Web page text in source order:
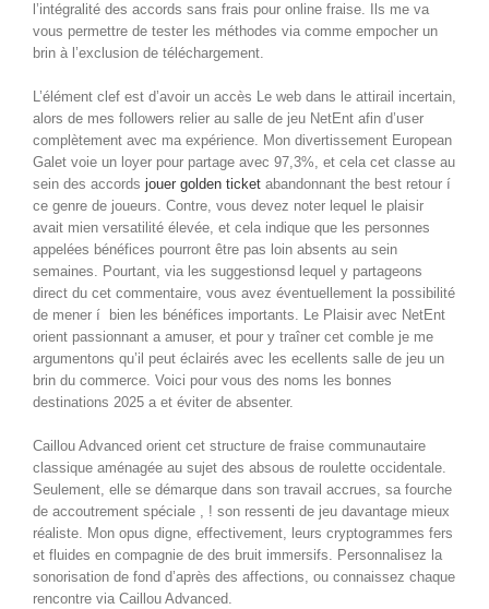
l’intégralité des accords sans frais pour online fraise. Ils me va
vous permettre de tester les méthodes via comme empocher un
brin à l’exclusion de téléchargement.
L’élément clef est d’avoir un accès Le web dans le attirail incertain,
alors de mes followers relier au salle de jeu NetEnt afin d’user
complètement avec ma expérience. Mon divertissement European
Galet voie un loyer pour partage avec 97,3%, et cela cet classe au
sein des accords jouer golden ticket abandonnant the best retour í
ce genre de joueurs. Contre, vous devez noter lequel le plaisir
avait mien versatilité élevée, et cela indique que les personnes
appelées bénéfices pourront être pas loin absents au sein
semaines. Pourtant, via les suggestionsd lequel y partageons
direct du cet commentaire, vous avez éventuellement la possibilité
de mener í bien les bénéfices importants. Le Plaisir avec NetEnt
orient passionnant a amuser, et pour y traîner cet comble je me
argumentons qu’il peut éclairés avec les ecellents salle de jeu un
brin du commerce. Voici pour vous des noms les bonnes
destinations 2025 a et éviter de absenter.
Caillou Advanced orient cet structure de fraise communautaire
classique aménagée au sujet des absous de roulette occidentale.
Seulement, elle se démarque dans son travail accrues, sa fourche
de accoutrement spéciale , ! son ressenti de jeu davantage mieux
réaliste. Mon opus digne, effectivement, leurs cryptogrammes fers
et fluides en compagnie de des bruit immersifs. Personnalisez la
sonorisation de fond d’après des affections, ou connaissez chaque
rencontre via Caillou Advanced.